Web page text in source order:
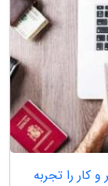
کار را تجربه